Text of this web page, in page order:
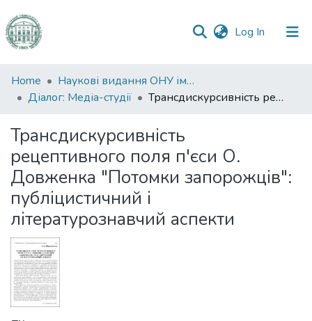
Log In (current)
Communities
&
All of DSpace
Statistics
Home
Наукові видання ОНУ імені І. І. Мечникова
Діалог: Медіа-студії
Трансдискурсивність рецептивного поля п'єси О. Довженка "Потомки запорожців": публіцистичний і літературознавчий аспекти
Трансдискурсивність
рецептивного поля п'єси О.
Довженка "Потомки запорожців":
публіцистичний і
літературознавчий аспекти